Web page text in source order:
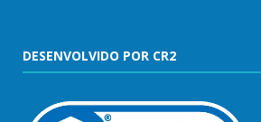
DESENVOLVIDO POR CR2